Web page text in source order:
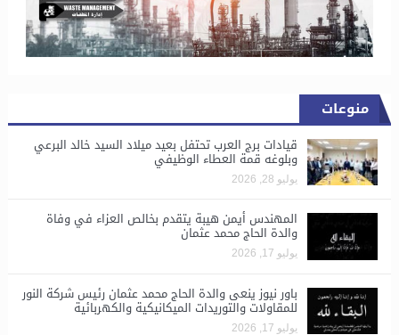
منوعات
قيادات برج العرب تحتفل بعيد ميلاد السيد خالد البرعي
وبلوغه قمة العطاء الوظيفي
يوليو 28, 2026
المهندس أيمن هيبة يتقدم بخالص العزاء في وفاة
والدة الحاج محمد عثمان
يوليو 17, 2026
باور نيوز ينعى والدة الحاج محمد عثمان رئيس شركة النور
للمقاولات والتوريدات الميكانيكية والكهربائية
يوليو 17, 2026